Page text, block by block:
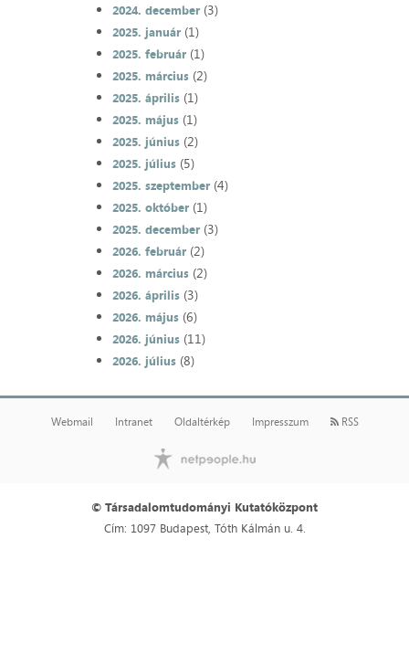
2024. december(3)
2025. január(1)
2025. február(1)
2025. március(2)
2025. április(1)
2025. május(1)
2025. június(2)
2025. július(5)
2025. szeptember(4)
2025. október(1)
2025. december(3)
2026. február(2)
2026. március(2)
2026. április(3)
2026. május(6)
2026. június(11)
2026. július(8)
Webmail Intranet Oldaltérkép Impresszum RSS
© Társadalomtudományi Kutatóközpont
Cím: 1097 Budapest, Tóth Kálmán u. 4.